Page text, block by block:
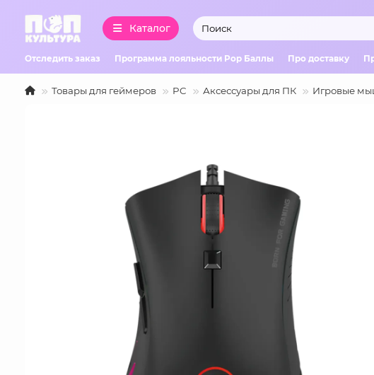
Каталог
Отследить заказ Программа лояльности Pop Баллы Про доставку
Товары для геймеров PC Аксессуары для ПК Игровые